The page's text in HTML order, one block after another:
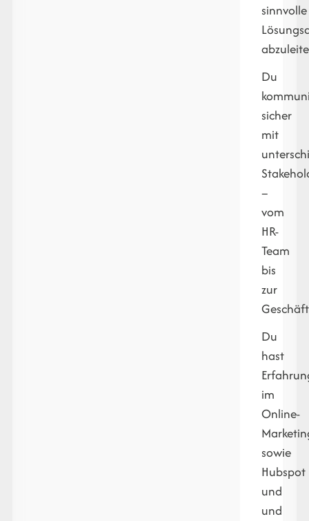
sinnvolle
Du
sicher
mit
–
vom
HR-
Team
bis
zur
Du
hast
im
Online-
sowie
Hubspot
und
und